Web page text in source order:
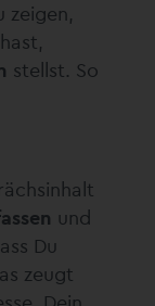
zeigen,
stellst. So
und
Du
zeugt